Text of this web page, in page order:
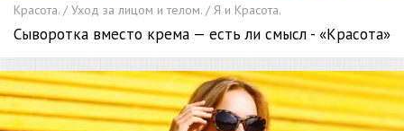
Красота. / Уход за лицом и телом. / Я и Красота.
Сыворотка вместо крема — есть ли смысл - «Красота»